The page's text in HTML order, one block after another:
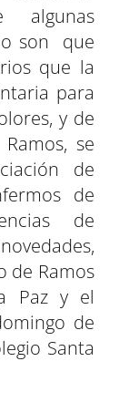
son que
que la
para
y de
se
de
de
de
de Ramos
Paz y el
de
Santa